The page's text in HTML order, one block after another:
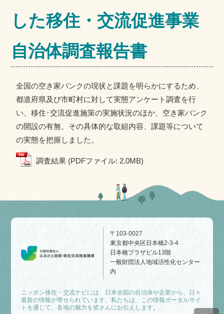
した移住・交流促進事業
自治体調査報告書
全国の空き家バンクの現状と課題を明らかにするため、
都道府県及び市町村に対して実態アンケート調査を行
い、移住･交流促進施策の実施状況のほか、空き家バンク
の開設の有無、その具体的な取組内容、課題等について
の実態を把握しました。
調査結果 (PDFファイル: 2.0MB)
〒103-0027
東京都中央区日本橋2-3-4
日本橋プラザビル13階
一般財団法人地域活性化センター
内
ニッポン移住・交流ナビには、日本全国の自治体や企業から、日々
最新の情報が寄せられています。私たちは、この情報ポータルサイ
トを通じて、各地の魅力を皆さんにお伝えします。